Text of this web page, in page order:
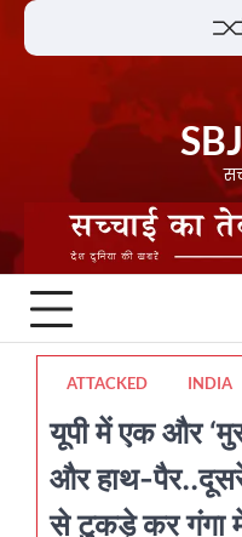
Skip
ATTACKED INDIA
यूपी में एक और
और हाथ-
से टुकड़े कर गंगा